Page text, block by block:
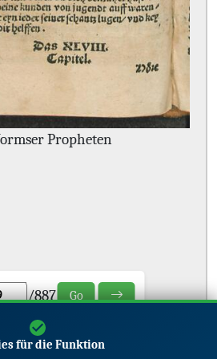
Propheten
/887 Go
für die Funktion